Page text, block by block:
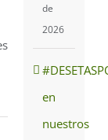
de
2026
en
nuestros